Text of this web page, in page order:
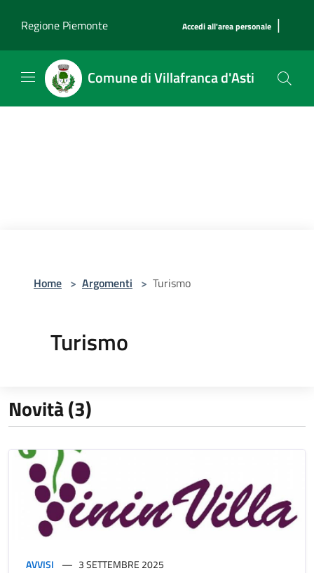
Regione Piemonte
Accedi all'area personale |
Comune di Villafranca d'Asti
Home > Argomenti > Turismo
Turismo
Novità (3)
AVVISI 3 SETTEMBRE 2025